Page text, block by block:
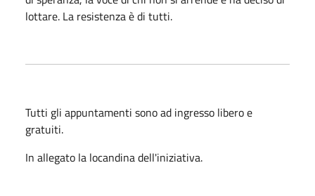
lottare. La resistenza è di tutti.
Tutti gli appuntamenti sono ad ingresso libero e
gratuiti.
In allegato la locandina dell'iniziativa.